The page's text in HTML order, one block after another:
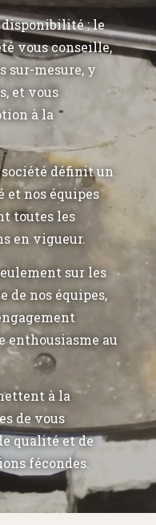
: le
vous conseille,
sur-mesure, y
et vous
à la
définit un
et nos équipes
toutes les
en vigueur.
sur les
de nos équipes,
enthousiasme au
à la
de vous
qualité et de
fécondes.